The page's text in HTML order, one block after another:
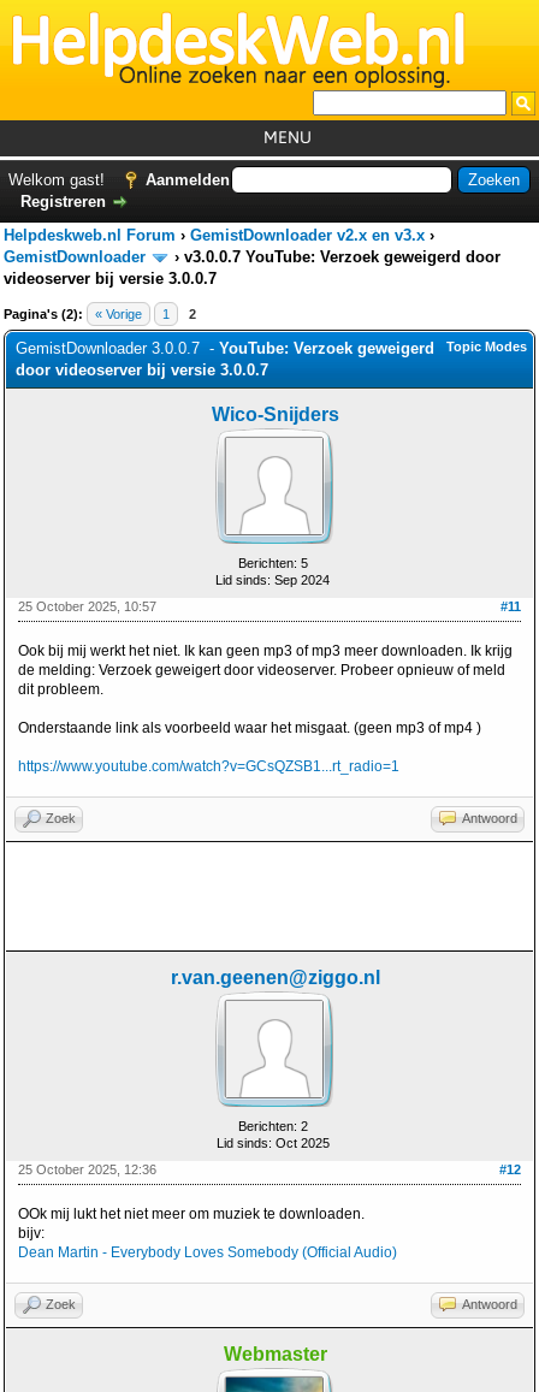
MENU
Foutcodes
GemistDownloader*
Forum
Welkom gast!
Aanmelden
Registreren
Helpdeskweb.nl Forum › GemistDownloader v2.x en v3.x ›
GemistDownloader
› v3.0.0.7 YouTube: Verzoek geweigerd door
videoserver bij versie 3.0.0.7
Pagina's (2): « Vorige 1 2
Topic Modes
GemistDownloader 3.0.0.7 - YouTube: Verzoek geweigerd
door videoserver bij versie 3.0.0.7
Wico-Snijders
Berichten: 5
Lid sinds: Sep 2024
#11
25 October 2025, 10:57
Ook bij mij werkt het niet. Ik kan geen mp3 of mp3 meer downloaden. Ik krijg
de melding: Verzoek geweigert door videoserver. Probeer opnieuw of meld
dit probleem.
Onderstaande link als voorbeeld waar het misgaat. (geen mp3 of mp4 )
https://www.youtube.com/watch?v=GCsQZSB1...rt_radio=1
Zoek Antwoord
r.van.geenen@ziggo.nl
Berichten: 2
Lid sinds: Oct 2025
#12
25 October 2025, 12:36
OOk mij lukt het niet meer om muziek te downloaden.
bijv:
Dean Martin - Everybody Loves Somebody (Official Audio)
Zoek Antwoord
Webmaster